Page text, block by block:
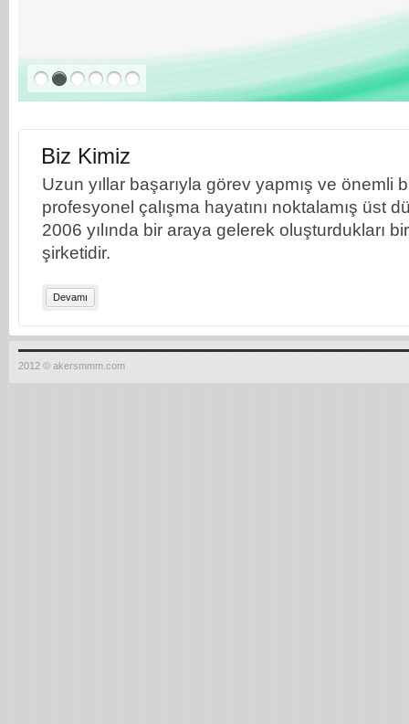
Biz Kimiz
Uzun yıllar başarıyla görev yapmış ve önemli
profesyonel çalışma hayatını noktalamış üst
2006 yılında bir araya gelerek oluşturdukları
şirketidir.
Devamı
2012 © akersmmm.com